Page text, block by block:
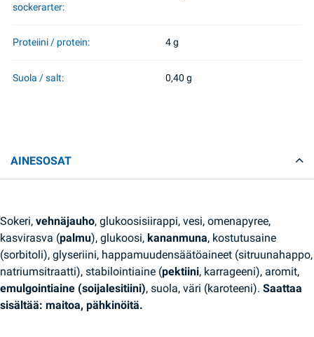
sockerarter:
Proteiini / protein: 4 g
Suola / salt: 0,40 g
AINESOSAT
Sokeri, vehnäjauho, glukoosisiirappi, vesi, omenapyree,
kasvirasva (palmu), glukoosi, kananmuna, kostutusaine
(sorbitoli), glyseriini, happamuudensäätöaineet (sitruunahappo,
natriumsitraatti), stabilointiaine (pektiini, karrageeni), aromit,
emulgointiaine (soijalesitiini), suola, väri (karoteeni). Saattaa
sisältää: maitoa, pähkinöitä.